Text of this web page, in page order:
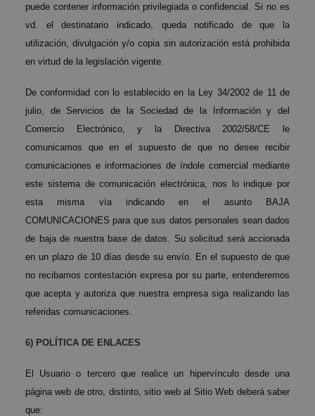
puede contener información privilegiada o confidencial. Si no es
vd. el destinatario indicado, queda notificado de que la
utilización, divulgación y/o copia sin autorización está prohibida
en virtud de la legislación vigente.
De conformidad con lo establecido en la Ley 34/2002 de 11 de
julio, de Servicios de la Sociedad de la Información y del
Comercio Electrónico, y la Directiva 2002/58/CE le
comunicamos que en el supuesto de que no desee recibir
comunicaciones e informaciones de índole comercial mediante
este sistema de comunicación electrónica, nos lo indique por
esta misma vía indicando en el asunto BAJA
COMUNICACIONES para que sus datos personales sean dados
de baja de nuestra base de datos. Su solicitud será accionada
en un plazo de 10 días desde su envío. En el supuesto de que
no recibamos contestación expresa por su parte, entenderemos
que acepta y autoriza que nuestra empresa siga realizando las
referidas comunicaciones.
6) POLÍTICA DE ENLACES
El Usuario o tercero que realice un hipervínculo desde una
página web de otro, distinto, sitio web al Sitio Web deberá saber
que: